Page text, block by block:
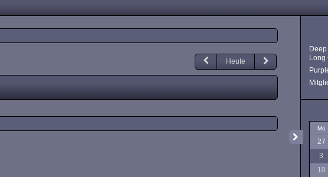
Heute
Long
Mo
27
3
10